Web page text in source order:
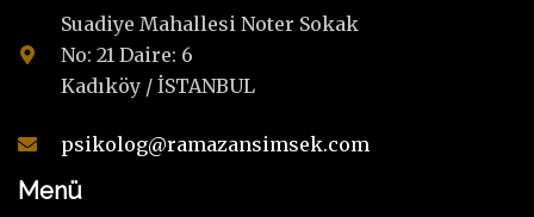
Suadiye Mahallesi Noter Sokak
No: 21 Daire: 6
Kadıköy / İSTANBUL
psikolog@ramazansimsek.com
Menü